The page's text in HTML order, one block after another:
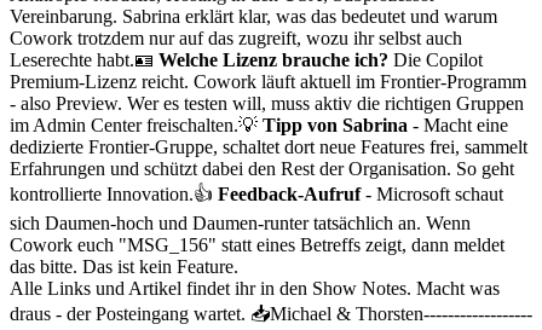
Vereinbarung. Sabrina erklärt klar, was das bedeutet und warum
Cowork trotzdem nur auf das zugreift, wozu ihr selbst auch
Leserechte habt.🪪 Welche Lizenz brauche ich? Die Copilot
Premium-Lizenz reicht. Cowork läuft aktuell im Frontier-Programm
- also Preview. Wer es testen will, muss aktiv die richtigen Gruppen
im Admin Center freischalten.💡 Tipp von Sabrina - Macht eine
dedizierte Frontier-Gruppe, schaltet dort neue Features frei, sammelt
Erfahrungen und schützt dabei den Rest der Organisation. So geht
kontrollierte Innovation.👍 Feedback-Aufruf- Microsoft schaut
sich Daumen-hoch und Daumen-runter tatsächlich an. Wenn
Cowork euch "MSG_156" statt eines Betreffs zeigt, dann meldet
das bitte. Das ist kein Feature.
Alle Links und Artikel findet ihr in den Show Notes. Macht was
draus - der Posteingang wartet. 📥Michael & Thorsten------------------